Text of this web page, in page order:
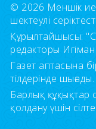
© 2026 Меншік
шектеулі
Құрылтайшысы:
редакторы
Газет аптасына
тілдерінде шығады.
Барлық құқықтар
қолдану үшін